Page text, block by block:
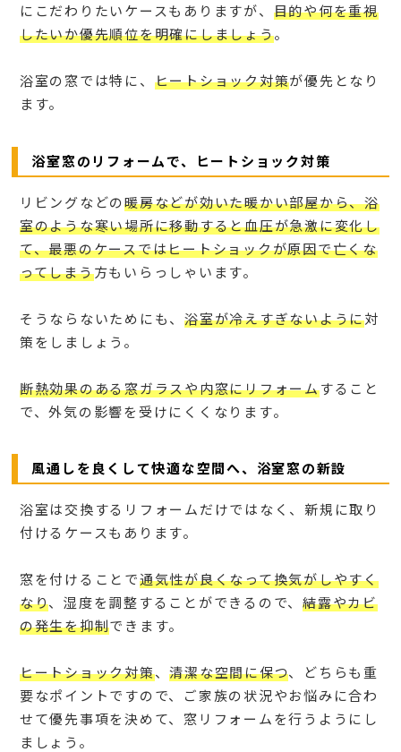
にこだわりたいケースもありますが、 目的や何を重視
したいか優先順位を明確にしましょう。
浴室の窓では特に、 ヒートショック対策が優先となり
ます。
浴室窓のリフォームで、ヒートショック対策
リビングなどの暖房などが効いた暖かい部屋から、浴
室のような寒い場所に移動すると血圧が急激に変化し
て、最悪のケースではヒートショックが原因で亡くな
ってしまう方もいらっしゃいます。
そうならないためにも、浴室が冷えすぎないように対
策をしましょう。
断熱効果のある窓ガラスや内窓にリフォームすること
で、外気の影響を受けにくくなります。
風通しを良くして快適な空間へ、浴室窓の新設
浴室は交換するリフォームだけではなく、新規に取り
付けるケースもあります。
窓を付けることで通気性が良くなって換気がしやすく
なり、湿度を調整することができるので、結露やカビ
の発生を抑制できます。
ヒートショック対策、清潔な空間に保つ、どちらも重
要なポイントですので、ご家族の状況やお悩みに合わ
せて優先事項を決めて、窓リフォームを行うようにし
ましょう。